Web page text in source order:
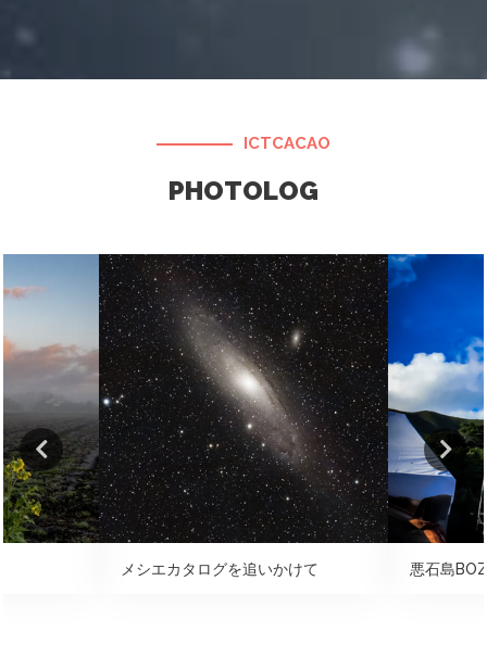
ICTCACAO
PHOTOLOG
メシエカタログを追いかけて 悪石島